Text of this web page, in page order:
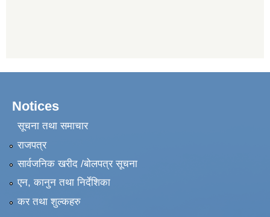
Notices
सूचना तथा समाचार
राजपत्र
सार्वजनिक खरीद /बोलपत्र सूचना
एन, कानुन तथा निर्देशिका
कर तथा शुल्कहरु